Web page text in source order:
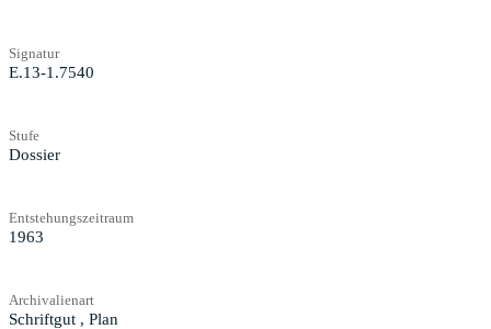
Signatur
E.13-1.7540
Stufe
Dossier
Entstehungszeitraum
1963
Archivalienart
Schriftgut , Plan